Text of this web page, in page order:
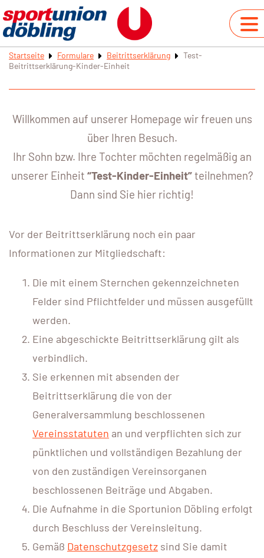
Startseite Formulare Beitrittserklärung
Test-
Beitrittserklärung-Kinder-Einheit
Willkommen auf unserer Homepage wir freuen uns
über Ihren Besuch.
Ihr Sohn bzw. Ihre Tochter möchten regelmäßig an
unserer Einheit “Test-Kinder-Einheit”teilnehmen?
Dann sind Sie hier richtig!
Vor der Beitrittserklärung noch ein paar
Informationen zur Mitgliedschaft:
Die mit einem Sternchen gekennzeichneten
Felder sind Pflichtfelder und müssen ausgefüllt
werden.
Eine abgeschickte Beitrittserklärung gilt als
verbindlich.
Sie erkennen mit absenden der
Beitrittserklärung die von der
Generalversammlung beschlossenen
Vereinsstatuten an und verpflichten sich zur
pünktlichen und vollständigen Bezahlung der
von den zuständigen Vereinsorganen
beschlossenen Beiträge und Abgaben.
Die Aufnahme in die Sportunion Döbling erfolgt
durch Beschluss der Vereinsleitung.
Gemäß Datenschutzgesetz sind Sie damit